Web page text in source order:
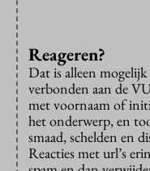
Reageren?
Dat is alleen mogelijk
verbonden aan de
met voornaam of
het onderwerp, en
smaad, schelden en
Reacties met url’s